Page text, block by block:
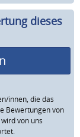
dieses
innen, die das
Bewertungen von
von uns